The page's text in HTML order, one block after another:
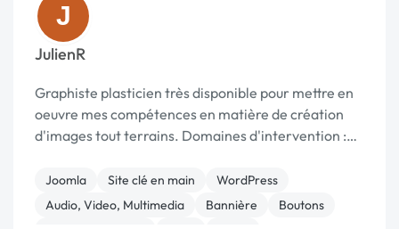
J
JulienR
Graphiste plasticien très disponible pour mettre en
oeuvre mes compétences en matière de création
d'images tout terrains. Domaines d'intervention :
> Edition : logotype, plaquette, dépliant,...
Joomla Site clé en main
WordPress
Audio, Video, Multimedia
Bannière
Boutons